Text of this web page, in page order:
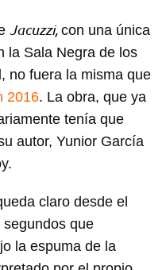
Jacuzzi, con una única
la Sala Negra de los
no fuera la misma que
2016. La obra, que ya
tenía que
autor, Yunior García
claro desde el
que
la espuma de la